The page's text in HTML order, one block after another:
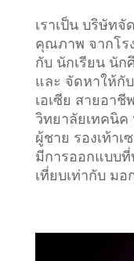
เราเป็น บริษัทจั
คุณภาพ จากโร
กับ นักเรียน นัก
และ จัดหาให้กั
เอเซีย สายอา
วิทยาลัยเทคนิค
ผู้ชาย รองเท้า
มีการออกแบบ
เที่ยบเท่ากับ มอ